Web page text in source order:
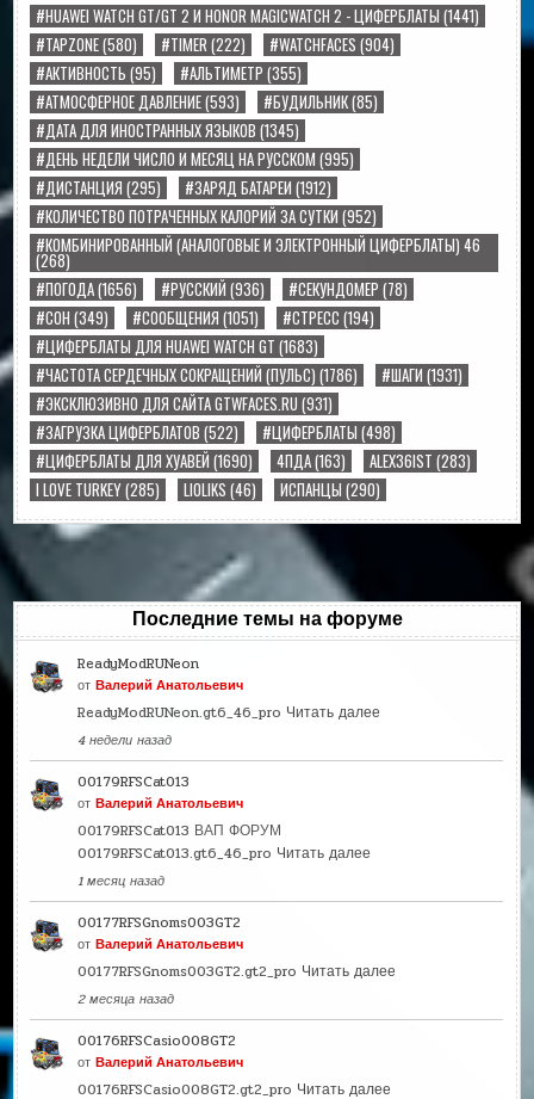
#HUAWEI WATCH GT/GT 2 И HONOR MAGICWATCH 2 - ЦИФЕРБЛАТЫ (1441)
#TAPZONE(580) #TIMER (222) #WATCHFACES (904)
#АКТИВНОСТЬ (95) #АЛЬТИМЕТР (355)
#АТМОСФЕРНОЕ ДАВЛЕНИЕ(593) #БУДИЛЬНИК(85)
#ДАТА ДЛЯ ИНОСТРАННЫХ ЯЗЫКОВ (1345)
#ДЕНЬ НЕДЕЛИ ЧИСЛО И МЕСЯЦ НА РУССКОМ (995)
#ДИСТАНЦИЯ (295) #ЗАРЯД БАТАРЕИ (1912)
#КОЛИЧЕСТВО ПОТРАЧЕННЫХ КАЛОРИЙ ЗА СУТКИ (952)
#КОМБИНИРОВАННЫЙ (АНАЛОГОВЫЕ И ЭЛЕКТРОННЫЙ ЦИФЕРБЛАТЫ) 46
(268)
#ПОГОДА(1656) #РУССКИЙ (936) #СЕКУНДОМЕР (78)
#СОН (349) #СООБЩЕНИЯ (1051) #СТРЕСС (194)
#ЦИФЕРБЛАТЫ ДЛЯ HUAWEI WATCH GT (1683)
#ЧАСТОТА СЕРДЕЧНЫХ СОКРАЩЕНИЙ (ПУЛЬС) (1786) #ШАГИ (1931)
#ЭКСКЛЮЗИВНО ДЛЯ САЙТА GTWFACES.RU (931)
#ЗАГРУЗКА ЦИФЕРБЛАТОВ (522) #ЦИФЕРБЛАТЫ (498)
#ЦИФЕРБЛАТЫ ДЛЯ ХУАВЕЙ (1690) 4ПДА(163) ALEX36IST (283)
I LOVE TURKEY(285) LIOLIKS (46) ИСПАНЦЫ (290)
Последние темы на форуме
ReadyModRUNeon
отВалерий Анатольевич
ReadyModRUNeon.gt6_46_pro Читать далее
4 недели назад
00179RFSCat013
отВалерий Анатольевич
00179RFSCat013 ВАП ФОРУМ
00179RFSCat013.gt6_46_pro Читать далее
1 месяц назад
00177RFSGnoms003GT2
отВалерий Анатольевич
00177RFSGnoms003GT2.gt2_pro Читать далее
2 месяца назад
00176RFSCasio008GT2
отВалерий Анатольевич
00176RFSCasio008GT2.gt2_pro Читать далее